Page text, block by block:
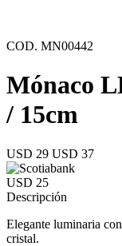
COD. MN00442
Mónaco
/ 15cm
USD 29 USD 37
USD 25
Descripción
Elegante luminaria
cristal.